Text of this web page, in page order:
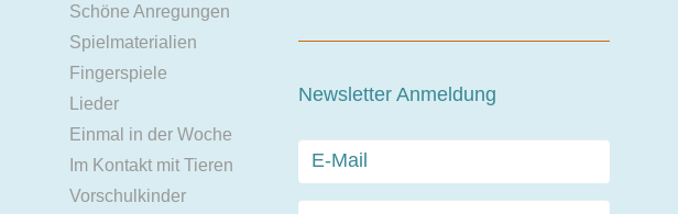
Schöne Anregungen
Spielmaterialien
Fingerspiele
Lieder
Einmal in der Woche
Im Kontakt mit Tieren
Vorschulkinder
Newsletter Anmeldung